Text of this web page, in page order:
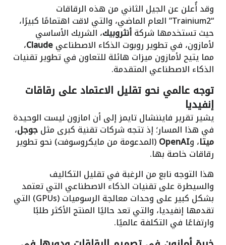
وقد أُعلن عن الجيل الثاني من هذه الرقاقات
“Trainium2” العام الماضي، والتي لاقت اهتمامًا كبيرًا،
حيث تستخدمها شركةأنثروبيك، الشريك الأساسي
لأمازون، في تطوير روبوت الذكاء الاصطناعيClaude،
مما يتيح لأمازون ميزات هائلة للتعاون في تطوير تقنيات
الذكاء الاصطناعي المتقدمة.
توجه عالمي نحو تقليل الاعتماد على رقاقات
إنفيديا
يشير تقرير فايننشال تايمز إلى أن امازون ليست الوحيدة
في هذا المسار؛ إذ تتجه شركات تقنية كبرى مثلجوجل،
ميتا، وOpenAI(المدعومة من مايكروسوفت) نحو تطوير
رقاقات خاصة بها.
هذا التوجه نابع من الرغبة في تقليل التكاليف
والسيطرة على تقنيات الذكاء الاصطناعي التي تعتمد
بشكل كبير على وحدات معالجة الرسوميات (GPUs) التي
تقدمها إنفيديا، والتي تعد حاليًا المنتج الأكثر طلبًا
وارتفاعًا في التكلفة عالميًا.